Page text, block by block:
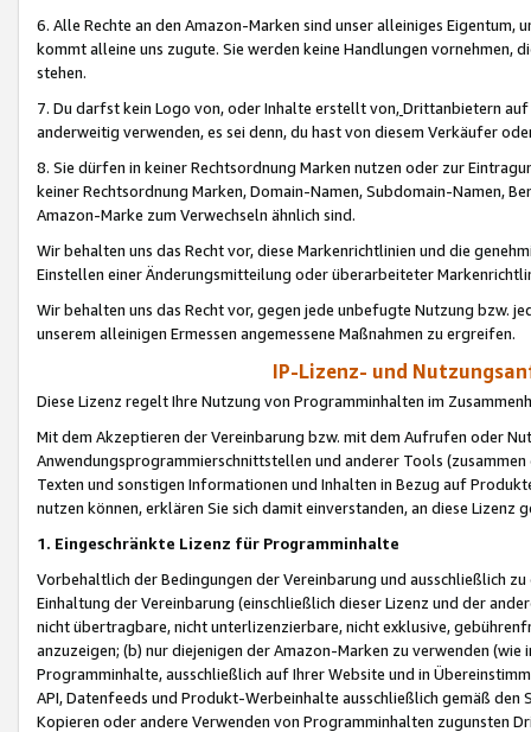
6. Alle Rechte an den Amazon-Marken sind unser alleiniges
kommt alleine uns zugute. Sie werden keine Handlungen vornehmen,
stehen.
7. Du darfst kein Logo von, oder Inhalte erstellt von,Drittanbietern auf
anderweitig verwenden, es sei denn, du hast von diesem Verkäufer
8. Sie dürfen in keiner Rechtsordnung Marken nutzen oder zur
keiner Rechtsordnung Marken, Domain-Namen, Subdomain-Namen,
Amazon-Marke zum Verwechseln ähnlich sind.
Wir behalten uns das Recht vor, diese Markenrichtlinien und die
Einstellen einer Änderungsmitteilung oder überarbeiteter
Wir behalten uns das Recht vor, gegen jede unbefugte Nutzung bzw.
unserem alleinigen Ermessen angemessene Maßnahmen zu ergreifen.
IP-Lizenz- und
Diese Lizenz regelt Ihre Nutzung von Programminhalten im
Mit dem Akzeptieren der Vereinbarung bzw. mit dem Aufrufen oder
Anwendungsprogrammierschnittstellen und anderer Tools (zusammen
Texten und sonstigen Informationen und Inhalten in Bezug auf
nutzen können, erklären Sie sich damit einverstanden, an diese Lizenz
1. Eingeschränkte Lizenz für Programminhalte
Vorbehaltlich der Bedingungen der Vereinbarung und ausschließlich
Einhaltung der Vereinbarung (einschließlich dieser Lizenz und der
nicht übertragbare, nicht unterlizenzierbare, nicht exklusive,
anzuzeigen; (b) nur diejenigen der Amazon-Marken zu verwenden
Programminhalte, ausschließlich auf Ihrer Website und in
API, Datenfeeds und Produkt-Werbeinhalte ausschließlich gemäß
Kopieren oder andere Verwenden von Programminhalten zugunsten